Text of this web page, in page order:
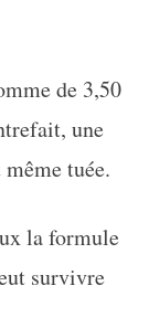
de 3,50
une
tuée.
la formule
survivre